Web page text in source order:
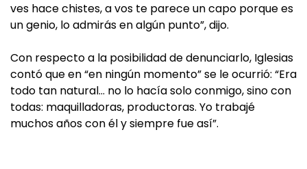
ves hace chistes, a vos te parece un capo porque es
un genio, lo admirás en algún punto”, dijo.
Con respecto a la posibilidad de denunciarlo, Iglesias
contó que en “en ningún momento” se le ocurrió: “Era
todo tan natural… no lo hacía solo conmigo, sino con
todas: maquilladoras, productoras. Yo trabajé
muchos años con él y siempre fue así”.